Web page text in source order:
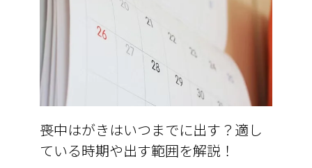
喪中はがきはいつまでに出す？適し
ている時期や出す範囲を解説！